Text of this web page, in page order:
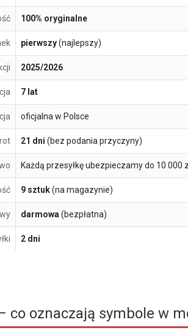
100% oryginalne
pierwszy(najlepszy)
2025/2026
7 lat
oficjalna w Polsce
21 dni (bez podania przyczyny)
Każdą przesyłkę ubezpieczamy do 10 000
9 sztuk(na magazynie)
darmowa(bezpłatna)
2 dni
co oznaczają symbole w